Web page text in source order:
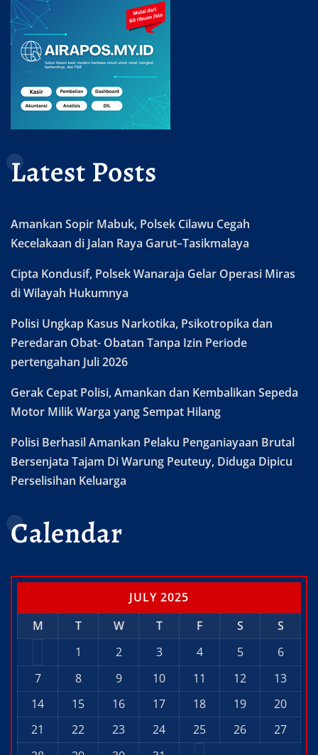
Latest Posts
Amankan Sopir Mabuk, Polsek Cilawu Cegah
Kecelakaan di Jalan Raya Garut–Tasikmalaya
Cipta Kondusif, Polsek Wanaraja Gelar Operasi Miras
di Wilayah Hukumnya
Polisi Ungkap Kasus Narkotika, Psikotropika dan
Peredaran Obat- Obatan Tanpa Izin Periode
pertengahan Juli 2026
Gerak Cepat Polisi, Amankan dan Kembalikan Sepeda
Motor Milik Warga yang Sempat Hilang
Polisi Berhasil Amankan Pelaku Penganiayaan Brutal
Bersenjata Tajam Di Warung Peuteuy, Diduga Dipicu
Perselisihan Keluarga
Calendar
JULY 2025
M
T W T F S
S
1
2 3 4 5
6
7
8 9 10 11 12
13
14
15 16 17 18 19
20
21
22 23 24 25 26
27